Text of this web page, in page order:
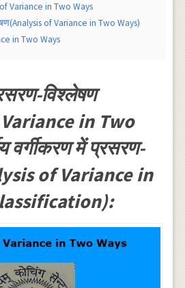
Variance in Two Ways
of Variance in Two Ways)
in Two Ways
विश्लेषण
in Two
वर्गीकरण में प्रसरण-
of Variance in